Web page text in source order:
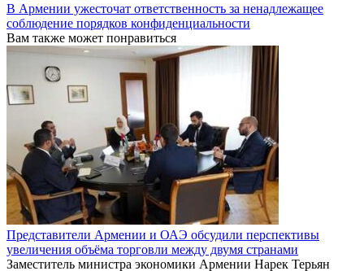
В Армении ужесточат ответственность за ненадлежащее
соблюдение порядков конфиденциальности
Вам также может понравиться
Представители Армении и ОАЭ обсудили перспективы
увеличения объёма торговли между двумя странами
Заместитель министра экономики Армении Нарек Терьян